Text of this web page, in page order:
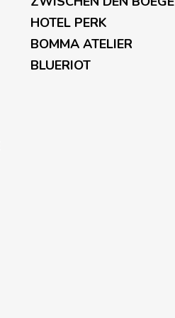
HOTEL PERK
BOMMA ATELIER
BLUERIOT